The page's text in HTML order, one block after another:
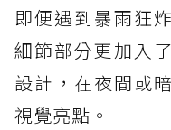
防水鞋推薦 7.
黃靴同級頂級防
防水鞋推薦 7.
黃靴同級頂級防
即便遇到暴雨狂
細節部分更加入
設計，在夜間或
視覺亮點。